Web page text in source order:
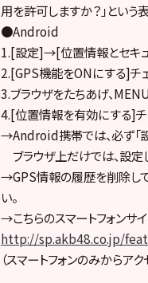
用を許可しますか？」という
●Android
1.[設定]→[位置情報とセキュ
2.[GPS機能をONにする]チ
3.ブラウザをたちあげ、
4.[位置情報を有効にする]チ
→Android携帯では、必ず「
ブラウザ上だけでは、設定
→GPS情報の履歴を削除して
い。
→こちらのスマートフォンサ
http://sp.akb48.co.jp/
（スマートフォンのみからアク